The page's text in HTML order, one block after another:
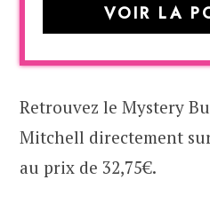
VOIR LA
Retrouvez le Mystery
Mitchell directement
au prix de 32,75€.